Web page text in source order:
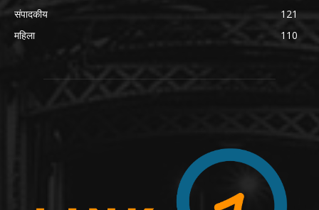
संपादकीय
121
महिला
110